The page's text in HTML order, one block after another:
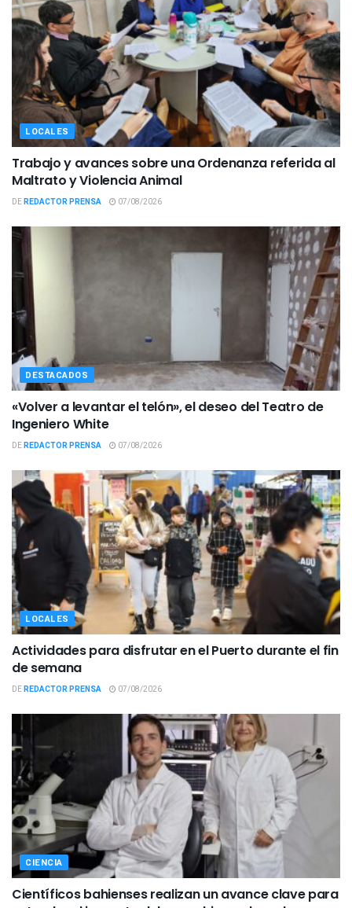
LOCALES
Trabajo y avances sobre una Ordenanza referida al
Maltrato y Violencia Animal
DEREDACTOR PRENSA 07/08/2026
DESTACADOS
«Volver a levantar el telón», el deseo del Teatro de
Ingeniero White
DEREDACTOR PRENSA 07/08/2026
LOCALES
Actividades para disfrutar en el Puerto durante el fin
de semana
DEREDACTOR PRENSA 07/08/2026
CIENCIA
Científicos bahienses realizan un avance clave para